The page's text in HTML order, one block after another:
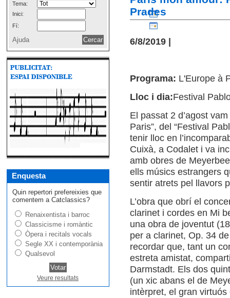
Tema:
Inici:
Fí:
Ajuda
Enquesta
Quin repertori prefereixies que
comentem a Catclassics?
Renaixentista i barroc
Classicisme i romàntic
Òpera i recitals vocals
Segle XX i contemporània
Qualsevol
Veure resultats
Prades
6/8/2019 |
Programa: L'Europe à
Lloc i dia:Festival
El passat 2 d’agost
Paris”, del “Festival
tenir lloc en
Cuixà, a Codalet i va
amb obres de
ells músics estrangers
sentir atrets pel llavors
L’obra que obrí el
clarinet i cordes en Mi
una obra de joventut
per a clarinet, Op. 34
recordar que, tant un
estreta amistat,
Darmstadt. Els dos
(un xic abans el de
intèrpret, el gran